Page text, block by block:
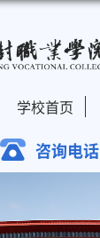
学校首页
咨询电话